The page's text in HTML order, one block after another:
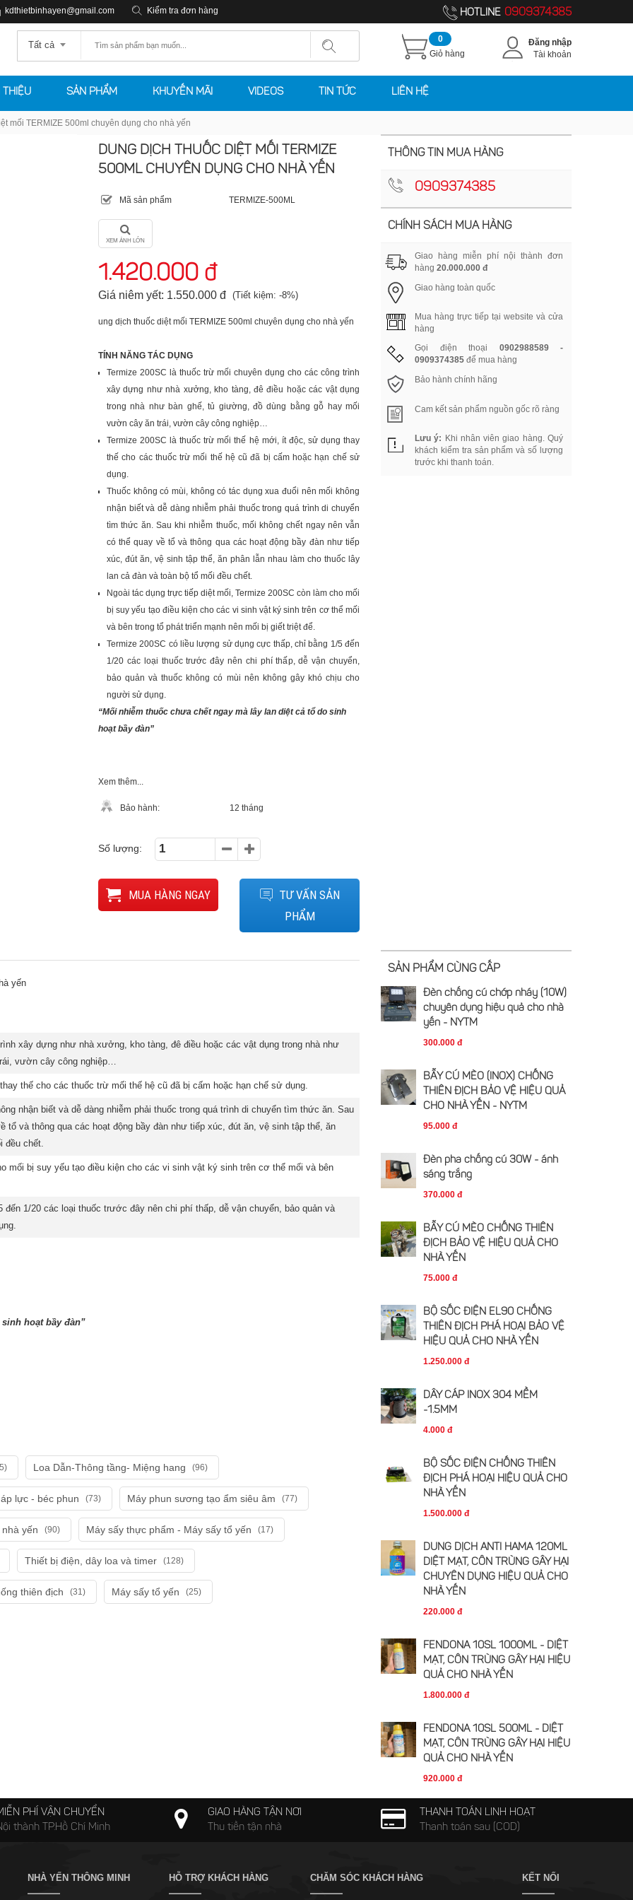
kdthietbinhayen@gmail.com Kiểm tra đơn hàng HOTLINE 0909374385
Tất cả
0
Giỏ hàng
Đăng nhập
Tài khoản
THIỆU SẢN PHẨM KHUYẾN MÃI VIDEOS TIN TỨC LIÊN HỆ
mối TERMIZE 500ml chuyên dụng cho nhà yến
DUNG DỊCH THUỐC DIỆT MỐI TERMIZE
500ML CHUYÊN DỤNG CHO NHÀ YẾN
Mã sản phẩm TERMIZE-500ML
XEM ẢNH LỚN
1.420.000 đ
Giá niêm yết: 1.550.000 đ (Tiết kiệm: -8%)
ung dịch thuốc diệt mối TERMIZE 500ml chuyên dụng cho nhà yến
TÍNH NĂNG TÁC DỤNG
Termize 200SC là thuốc trừ mối chuyên dụng cho các công trình
xây dựng như nhà xưởng, kho tàng, đê điều hoặc các vật dụng
trong nhà như bàn ghế, tủ giường, đồ dùng bằng gỗ hay mối
vườn cây ăn trái, vườn cây công nghiệp…
Termize 200SC là thuốc trừ mối thế hệ mới, ít độc, sử dụng thay
thế cho các thuốc trừ mối thế hệ cũ đã bị cấm hoặc hạn chế sử
dụng.
Thuốc không có mùi, không có tác dụng xua đuổi nên mối không
nhận biết và dễ dàng nhiễm phải thuốc trong quá trình di chuyển
tìm thức ăn. Sau khi nhiễm thuốc, mối không chết ngay nên vẫn
có thể quay về tổ và thông qua các hoạt động bầy đàn như tiếp
xúc, đút ăn, vệ sinh tập thể, ăn phân lẫn nhau làm cho thuốc lây
lan cả đàn và toàn bộ tổ mối đều chết.
Ngoài tác dụng trực tiếp diệt mối, Termize 200SC còn làm cho mối
bị suy yếu tạo điều kiện cho các vi sinh vật ký sinh trên cơ thể mối
và bên trong tổ phát triển mạnh nên mối bị giết triệt để.
Termize 200SC có liều lượng sử dụng cực thấp, chỉ bằng 1/5 đến
1/20 các loại thuốc trước đây nên chi phí thấp, dễ vận chuyển,
bảo quản và thuốc không có mùi nên không gây khó chịu cho
người sử dụng.
“Mối nhiễm thuốc chưa chết ngay mà lây lan diệt cả tổ do sinh
hoạt bầy đàn”
Xem thêm...
Bảo hành: 12 tháng
Số lượng:
MUA HÀNG NGAY
TƯ VẤN SẢN
PHẨM
THÔNG TIN MUA HÀNG
0909374385
CHÍNH SÁCH MUA HÀNG
Giao hàng miễn phí nội thành đơn
hàng 20.000.000 đ
Giao hàng toàn quốc
Mua hàng trực tiếp tại website và cửa
hàng
Gọi điện thoại 0902988589 -
0909374385 để mua hàng
Bảo hành chính hãng
Cam kết sản phẩm nguồn gốc rõ ràng
Lưu ý: Khi nhân viên giao hàng. Quý
khách kiểm tra sản phẩm và số lượng
trước khi thanh toán.
yến
xây dựng như nhà xưởng, kho tàng, đê điều hoặc các vật dụng trong nhà như
vườn cây công nghiệp…
thế cho các thuốc trừ mối thế hệ cũ đã bị cấm hoặc hạn chế sử dụng.
nhận biết và dễ dàng nhiễm phải thuốc trong quá trình di chuyển tìm thức ăn. Sau
tổ và thông qua các hoạt động bầy đàn như tiếp xúc, đút ăn, vệ sinh tập thể, ăn
đều chết.
mối bị suy yếu tạo điều kiện cho các vi sinh vật ký sinh trên cơ thể mối và bên
1/20 các loại thuốc trước đây nên chi phí thấp, dễ vận chuyển, bảo quản và
hoạt bầy đàn”
Loa Dẫn-Thông tầng- Miệng hang (96)
lực - béc phun (73) Máy phun sương tạo ẩm siêu âm (77)
yến (90) Máy sấy thực phẩm - Máy sấy tổ yến (17)
Thiết bị điện, dây loa và timer (128)
thiên địch (31) Máy sấy tổ yến (25)
SẢN PHẨM CÙNG CẤP
Đèn chống cú chớp nháy (10W)
chuyên dụng hiệu quả cho nhà
yến - NYTM
300.000 đ
BẪY CÚ MÈO (INOX) CHỐNG
THIÊN ĐỊCH BẢO VỆ HIỆU QUẢ
CHO NHÀ YẾN - NYTM
95.000 đ
Đèn pha chống cú 30W - ánh
sáng trắng
370.000 đ
BẪY CÚ MÈO CHỐNG THIÊN
ĐỊCH BẢO VỆ HIỆU QUẢ CHO
NHÀ YẾN
75.000 đ
BỘ SỐC ĐIỆN EL90 CHỐNG
THIÊN ĐỊCH PHÁ HOẠI BẢO VỆ
HIỆU QUẢ CHO NHÀ YẾN
1.250.000 đ
DÂY CÁP INOX 304 MỀM
-1.5MM
4.000 đ
BỘ SỐC ĐIỆN CHỐNG THIÊN
ĐỊCH PHÁ HOẠI HIỆU QUẢ CHO
NHÀ YẾN
1.500.000 đ
DUNG DỊCH ANTI HAMA 120ML
DIỆT MẠT, CÔN TRÙNG GÂY HẠI
CHUYÊN DỤNG HIỆU QUẢ CHO
NHÀ YẾN
220.000 đ
FENDONA 10SL 1000ML - DIỆT
MẠT, CÔN TRÙNG GÂY HẠI HIỆU
QUẢ CHO NHÀ YẾN
1.800.000 đ
FENDONA 10SL 500ML - DIỆT
MẠT, CÔN TRÙNG GÂY HẠI HIỆU
QUẢ CHO NHÀ YẾN
920.000 đ
PHÍ VẬN CHUYỂN
thành TP.Hồ Chí Minh
GIAO HÀNG TẬN NƠI
Thu tiền tận nhà
THANH TOÁN LINH HOẠT
Thanh toán sau (COD)
NHÀ YẾN THÔNG MINH HỖ TRỢ KHÁCH HÀNG CHĂM SÓC KHÁCH HÀNG KẾT NỐI